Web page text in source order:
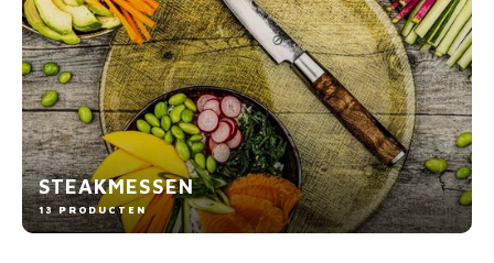
STEAKMESSEN
13 PRODUCTEN